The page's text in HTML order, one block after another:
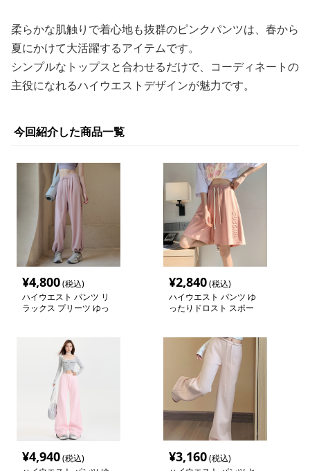
柔らかな肌触りで着心地も抜群のピンクパンツは、春から
夏にかけて大活躍するアイテムです。
シンプルなトップスと合わせるだけで、コーディネートの
主役になれるハイウエストデザインが魅力です。
今回紹介した商品一覧
¥4,800(税込)
ハイウエスト パンツ リ
ラックス プリーツ ゆっ
¥2,840(税込)
ハイウエスト パンツ ゆ
ったりドロスト スポー
¥4,940(税込)
¥3,160(税込)